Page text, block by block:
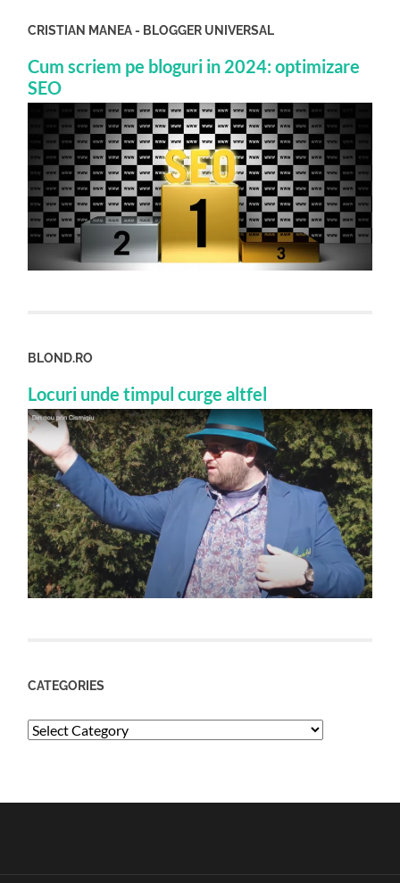
CRISTIAN MANEA - BLOGGER UNIVERSAL
Cum scriem pe bloguri in 2024: optimizare
SEO
BLOND.RO
Locuri unde timpul curge altfel
CATEGORIES
Categories